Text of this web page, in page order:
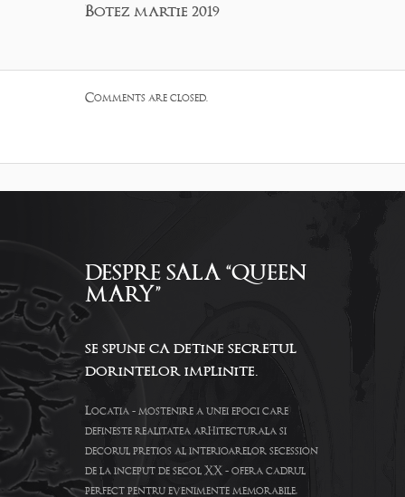
Botez martie 2019
Comments are closed.
DESPRE SALA “QUEEN
MARY”
se spune ca detine secretul
dorintelor implinite.
Locatia - mostenire a unei epoci care
defineste realitatea arhitecturala si
decorul pretios al interioarelor secession
de la inceput de secol XX - ofera cadrul
perfect pentru evenimente memorabile,